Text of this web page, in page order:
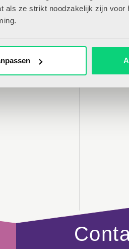
als ze strikt noodzakelijk zijn voor
op